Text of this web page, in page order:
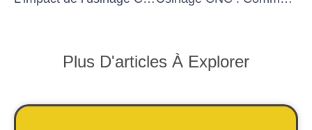
Plus D'articles À Explorer